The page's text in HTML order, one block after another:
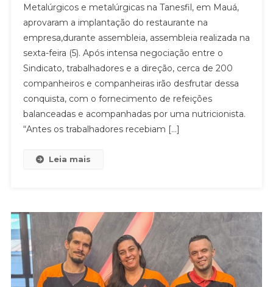
AÇÃO
DO
SINDICATO,
TRABALHADORES
CONQUISTAM
RESTAURANTE
Metalúrgicos e metalúrgicas na Tanesfil, em Mauá,
aprovaram a implantação do restaurante na
empresa,durante assembleia, assembleia realizada na
sexta-feira (5). Após intensa negociação entre o
Sindicato, trabalhadores e a direção, cerca de 200
companheiros e companheiras irão desfrutar dessa
conquista, com o fornecimento de refeições
balanceadas e acompanhadas por uma nutricionista.
“Antes os trabalhadores recebiam […]
Leia mais